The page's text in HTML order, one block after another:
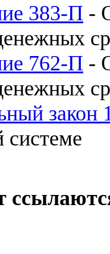
383-П -
762-П -
закон
системе